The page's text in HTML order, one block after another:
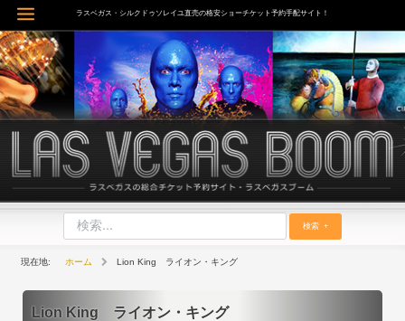
を
ス
キ
ッ
プ
Main
Menu
ラスベガス・シルクドゥソレイユ直売の格安ショーチケット予約手配サイト！
検索
ホーム Lion King ライオン・キング
Lion King ライオン・キング